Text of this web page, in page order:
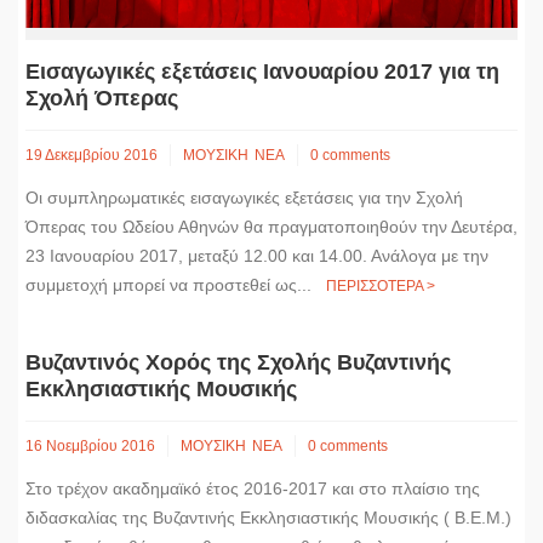
Εισαγωγικές εξετάσεις Ιανουαρίου 2017 για τη
Σχολή Όπερας
19 Δεκεμβρίου 2016 ΜΟΥΣΙΚΗ ΝΕΑ 0 comments
Οι συμπληρωματικές εισαγωγικές εξετάσεις για την Σχολή
Όπερας του Ωδείου Αθηνών θα πραγματοποιηθούν την Δευτέρα,
23 Ιανουαρίου 2017, μεταξύ 12.00 και 14.00. Ανάλογα με την
συμμετοχή μπορεί να προστεθεί ως...
ΠΕΡΙΣΣΟΤΕΡΑ >
Βυζαντινός Χορός της Σχολής Βυζαντινής
Εκκλησιαστικής Μουσικής
16 Νοεμβρίου 2016 ΜΟΥΣΙΚΗ ΝΕΑ 0 comments
Στο τρέχον ακαδημαϊκό έτος 2016-2017 και στο πλαίσιο της
διδασκαλίας της Βυζαντινής Εκκλησιαστικής Μουσικής ( Β.Ε.Μ.)